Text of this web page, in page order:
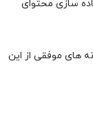
تولید، تجربه